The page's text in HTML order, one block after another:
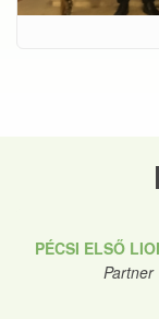
PÉCSI ELSŐ
Partner